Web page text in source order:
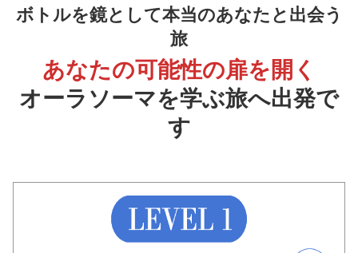
ボトルを鏡として本当のあなたと出会う
旅
あなたの可能性の扉を開く
オーラソーマを学ぶ旅へ出発で
す